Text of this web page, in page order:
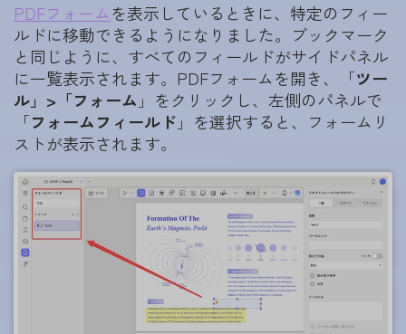
PDFフォームを表示しているときに、特定のフィー
ルドに移動できるようになりました。ブックマーク
と同じように、すべてのフィールドがサイドパネル
に一覧表示されます。PDFフォームを開き、「ツー
ル」>「フォーム 」をクリックし、左側のパネルで
「フォームフィールド 」を選択すると、フォームリ
ストが表示されます。